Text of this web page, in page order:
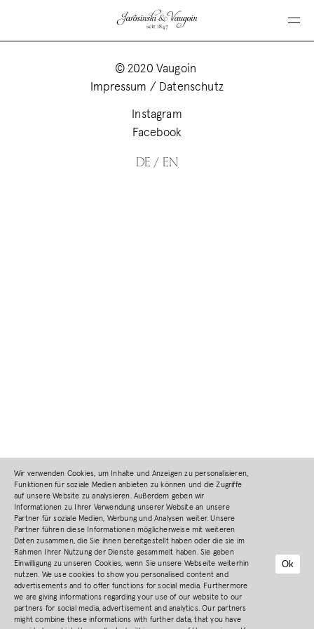
Silberschmiede
Kompetenzen
© 2020 Vaugoin
Impressum / Datenschutz
Instagram
Facebook
DE / EN
Wir verwenden Cookies, um Inhalte und Anzeigen zu personalisieren,
Funktionen für soziale Medien anbieten zu können und die Zugriffe
auf unsere Website zu analysieren. Außerdem geben wir
Informationen zu Ihrer Verwendung unserer Website an unsere
Partner für soziale Medien, Werbung und Analysen weiter. Unsere
Partner führen diese Informationen möglicherweise mit weiteren
Daten zusammen, die Sie ihnen bereitgestellt haben oder die sie im
Rahmen Ihrer Nutzung der Dienste gesammelt haben. Sie geben
Einwilligung zu unseren Cookies, wenn Sie unsere Webseite weiterhin
nutzen. We use cookies to show you personalised content and
advertisements and to offer functions for social media. Furthermore
we are giving informations regarding your use of our website to our
partners for social media, advertisement and analytics. Our partners
might combine these informations with further data, that you have
Ok